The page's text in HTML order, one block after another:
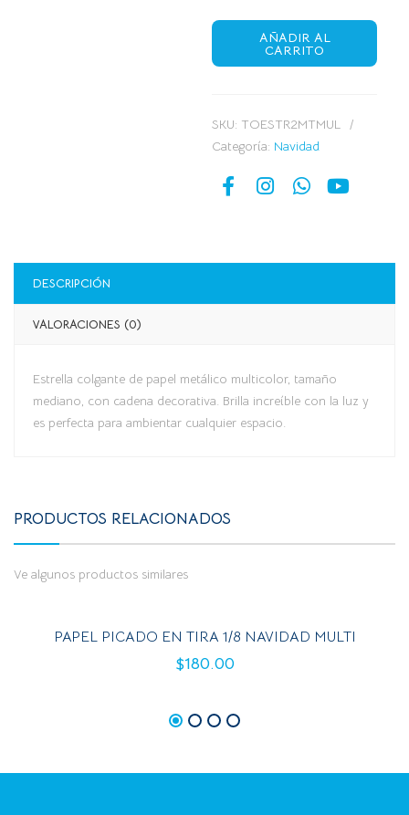
AÑADIR AL
CARRITO
SKU: TOESTR2MTMUL
Categoría: Navidad
DESCRIPCIÓN
VALORACIONES (0)
Estrella colgante de papel metálico multicolor, tamaño
mediano, con cadena decorativa. Brilla increíble con la luz y
es perfecta para ambientar cualquier espacio.
PRODUCTOS RELACIONADOS
Ve algunos productos similares
PAPEL PICADO EN TIRA 1/8 NAVIDAD MULTI
$180.00